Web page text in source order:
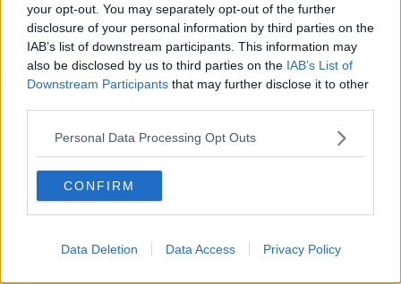
your opt-out. You may separately opt-out of the further
disclosure of your personal information by third parties on the
IAB’s list of downstream participants. This information may
also be disclosed by us to third parties on the IAB’s List of
Downstream Participants that may further disclose it to other
Personal Data Processing Opt Outs
CONFIRM
Data Deletion Data Access Privacy Policy
Tetszett? Oszd meg másokkal is!
ONLINE NŐI MAGAZIN PFIZER SPORT
SUPER BOWL TUDOMÁNY